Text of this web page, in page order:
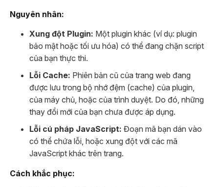
Nguyên nhân:
Xung đột Plugin: Một plugin khác (ví dụ: plugin
bảo mật hoặc tối ưu hóa) có thể đang chặn script
của bạn thực thi.
Lỗi Cache: Phiên bản cũ của trang web đang
được lưu trong bộ nhớ đệm (cache) của plugin,
của máy chủ, hoặc của trình duyệt. Do đó, những
thay đổi mới của bạn chưa được áp dụng.
Lỗi cú pháp JavaScript: Đoạn mã bạn dán vào
có thể chứa lỗi, hoặc xung đột với các mã
JavaScript khác trên trang.
Cách khắc phục: